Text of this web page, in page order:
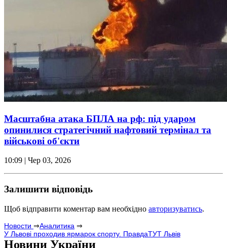
Масштабна атака БПЛА на рф: під ударом
опинилися стратегічний нафтовий термінал та
військові об'єкти
10:09 | Чер 03, 2026
Залишити відповідь
Щоб відправити коментар вам необхідно авторизуватись.
Новости ⇒Аналитика ⇒
У Львові проходив ярмарок спорту. ПравдаТУТ Львів
Новини України